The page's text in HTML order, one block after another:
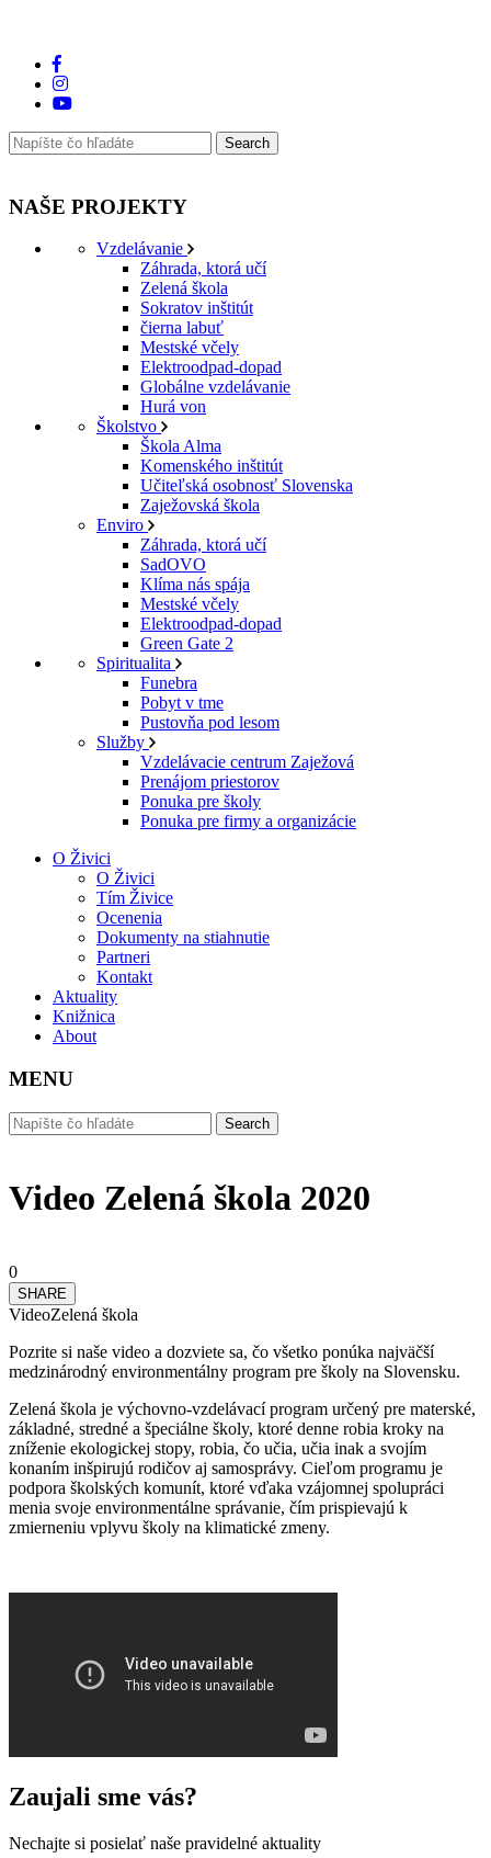
NAŠE PROJEKTY
Vzdelávanie
Záhrada, ktorá učí
Zelená škola
Sokratov inštitút
čierna labuť
Mestské včely
Elektroodpad-dopad
Globálne vzdelávanie
Hurá von
Školstvo
Škola Alma
Komenského inštitút
Učiteľská osobnosť Slovenska
Zaježovská škola
Enviro
Záhrada, ktorá učí
SadOVO
Klíma nás spája
Mestské včely
Elektroodpad-dopad
Green Gate 2
Spiritualita
Funebra
Pobyt v tme
Pustovňa pod lesom
Služby
Vzdelávacie centrum Zaježová
Prenájom priestorov
Ponuka pre školy
Ponuka pre firmy a organizácie
O Živici
O Živici
Tím Živice
Ocenenia
Dokumenty na stiahnutie
Partneri
Kontakt
Aktuality
Knižnica
About
MENU
Video Zelená škola 2020
0
SHARE
VideoZelená škola
Pozrite si naše video a dozviete sa, čo všetko ponúka najväčší
medzinárodný environmentálny program pre školy na Slovensku.
Zelená škola je výchovno-vzdelávací program určený pre materské,
základné, stredné a špeciálne školy, ktoré denne robia kroky na
zníženie ekologickej stopy, robia, čo učia, učia inak a svojím
konaním inšpirujú rodičov aj samosprávy. Cieľom programu je
podpora školských komunít, ktoré vďaka vzájomnej spolupráci
menia svoje environmentálne správanie, čím prispievajú k
zmierneniu vplyvu školy na klimatické zmeny.
Zaujali sme vás?
Nechajte si posielať naše pravidelné aktuality